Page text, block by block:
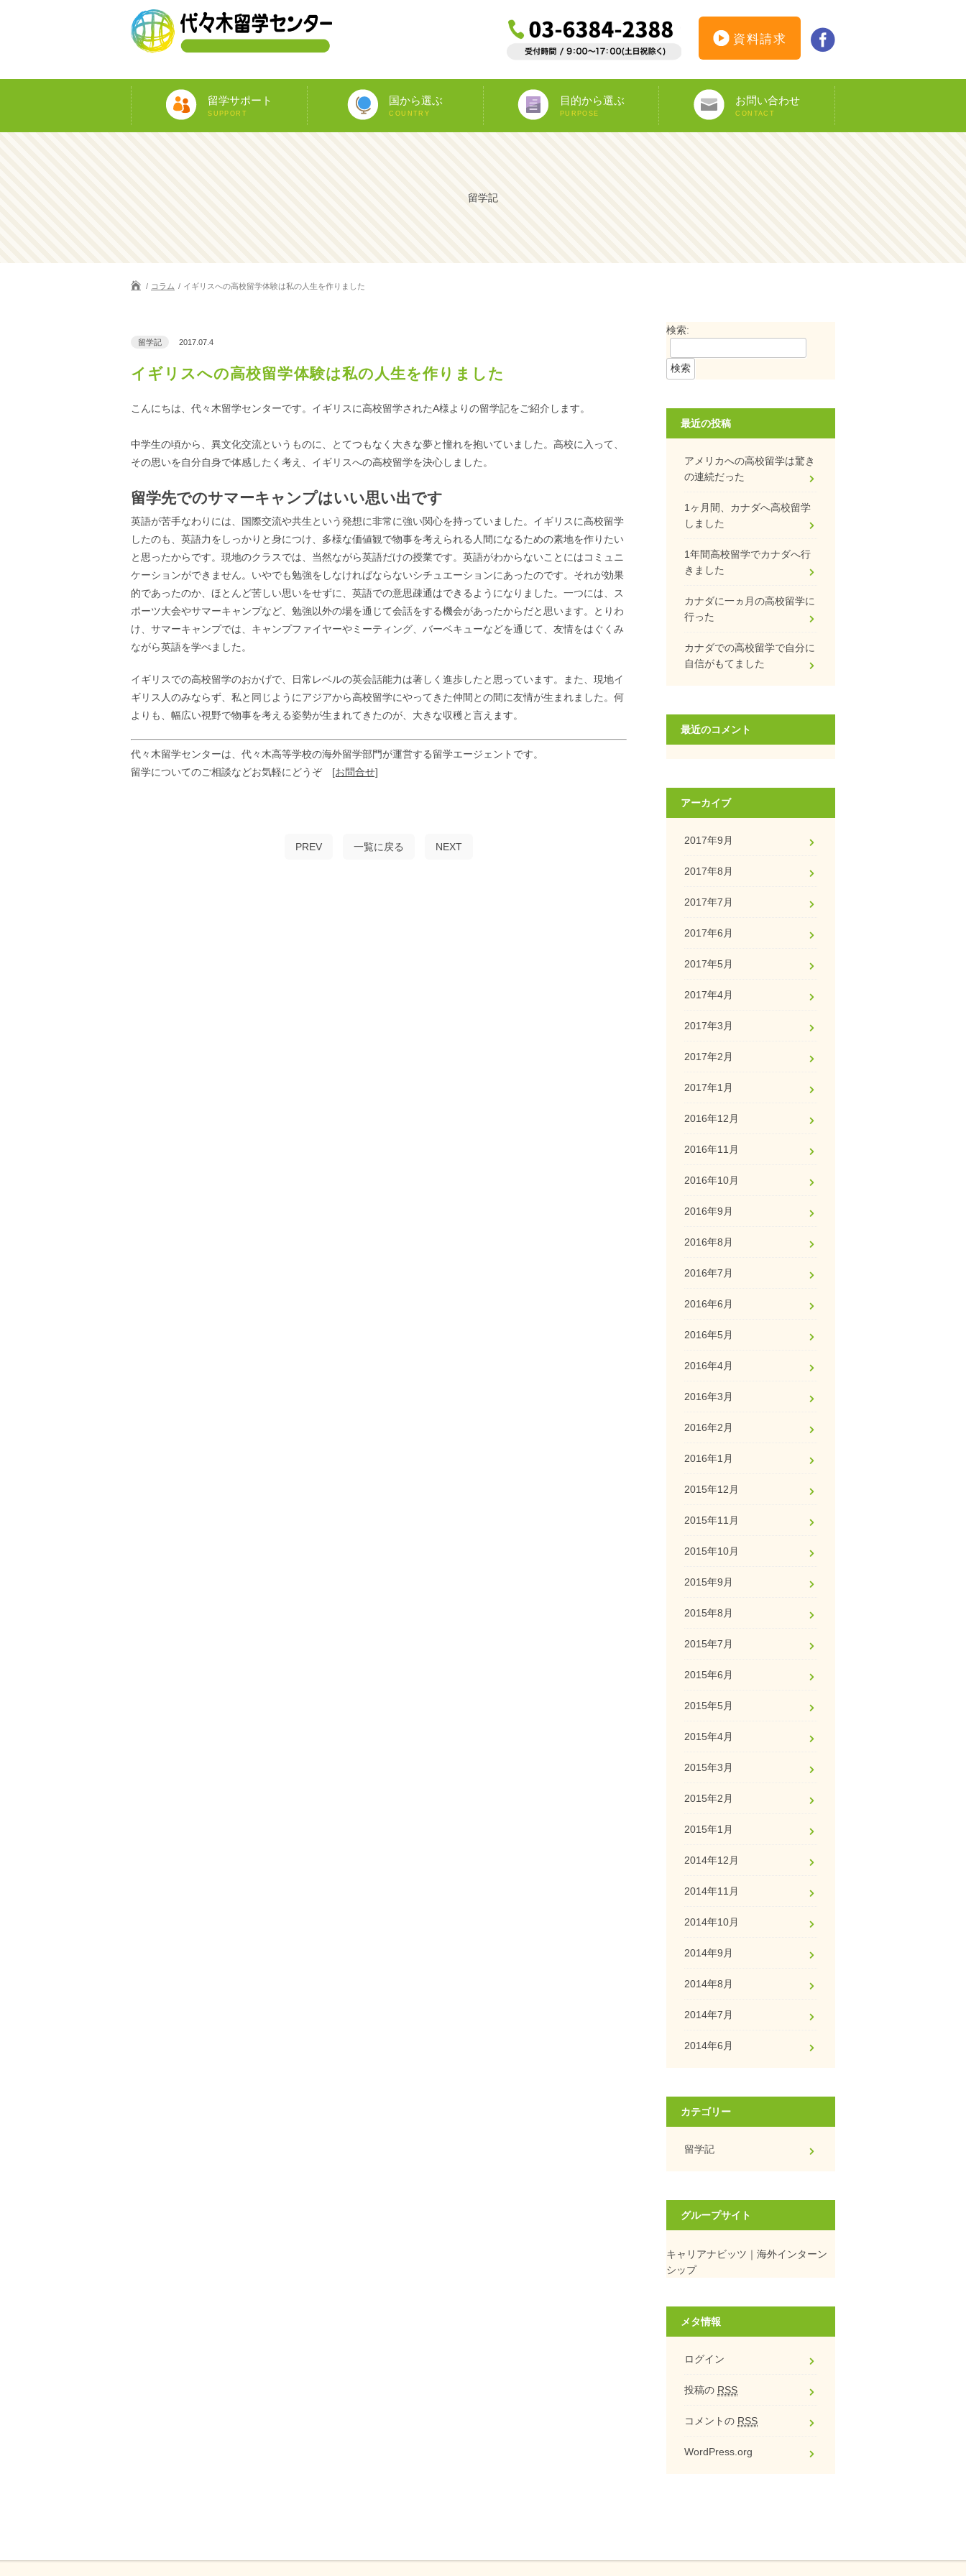
資料請求
留学サポート
SUPPORT
国から選ぶ
COUNTRY
アメリカ
カナダ
オーストラリア
ニュージーランド
イギリス
アイルランド
マルタ
イタリア
スペイン
フランス
ドイツ
南アフリカ
目的から選ぶ
PURPOSE
語学留学
教師宅ホームステイ
中学/高校正規留学
大学正規留学
専門留学
語学プラスα
海外ボランティア
海外インターンシップ
オペア
ワーキングホリデー
お問い合わせ
CONTACT
カウンセリング予約
資料請求
オンライン申し込み
インターンシップ仮登録
ビザ申請サポート
DS-160
留学記
コラム イギリスへの高校留学体験は私の人生を作りました
留学記 2017.07.4
イギリスへの高校留学体験は私の人生を作りました
こんにちは、代々木留学センターです。イギリスに高校留学されたA様よりの留学記をご紹介します。
中学生の頃から、異文化交流というものに、とてつもなく大きな夢と憧れを抱いていました。高校に入って、
その思いを自分自身で体感したく考え、イギリスへの高校留学を決心しました。
留学先でのサマーキャンプはいい思い出です
英語が苦手なわりには、国際交流や共生という発想に非常に強い関心を持っていました。イギリスに高校留学
したのも、英語力をしっかりと身につけ、多様な価値観で物事を考えられる人間になるための素地を作りたい
と思ったからです。現地のクラスでは、当然ながら英語だけの授業です。英語がわからないことにはコミュニ
ケーションができません。いやでも勉強をしなければならないシチュエーションにあったのです。それが効果
的であったのか、ほとんど苦しい思いをせずに、英語での意思疎通はできるようになりました。一つには、ス
ポーツ大会やサマーキャンプなど、勉強以外の場を通じて会話をする機会があったからだと思います。とりわ
け、サマーキャンプでは、キャンプファイヤーやミーティング、バーベキューなどを通じて、友情をはぐくみ
ながら英語を学べました。
イギリスでの高校留学のおかげで、日常レベルの英会話能力は著しく進歩したと思っています。また、現地イ
ギリス人のみならず、私と同じようにアジアから高校留学にやってきた仲間との間に友情が生まれました。何
よりも、幅広い視野で物事を考える姿勢が生まれてきたのが、大きな収穫と言えます。
代々木留学センターは、代々木高等学校の海外留学部門が運営する留学エージェントです。
留学についてのご相談などお気軽にどうぞ [お問合せ]
PREV 一覧に戻る NEXT
検索:
最近の投稿
アメリカへの高校留学は驚き
の連続だった
1ヶ月間、カナダへ高校留学
しました
1年間高校留学でカナダへ行
きました
カナダに一ヵ月の高校留学に
行った
カナダでの高校留学で自分に
自信がもてました
最近のコメント
アーカイブ
2017年9月
2017年8月
2017年7月
2017年6月
2017年5月
2017年4月
2017年3月
2017年2月
2017年1月
2016年12月
2016年11月
2016年10月
2016年9月
2016年8月
2016年7月
2016年6月
2016年5月
2016年4月
2016年3月
2016年2月
2016年1月
2015年12月
2015年11月
2015年10月
2015年9月
2015年8月
2015年7月
2015年6月
2015年5月
2015年4月
2015年3月
2015年2月
2015年1月
2014年12月
2014年11月
2014年10月
2014年9月
2014年8月
2014年7月
2014年6月
カテゴリー
留学記
グループサイト
キャリアナビッツ｜海外インターン
シップ
メタ情報
ログイン
投稿の RSS
コメントの RSS
WordPress.org